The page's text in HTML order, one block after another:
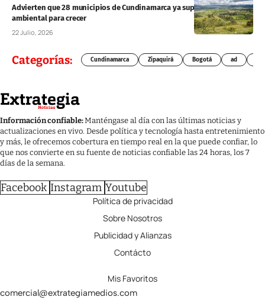
Advierten que 28 municipios de Cundinamarca ya superaron su límite
ambiental para crecer
22 Julio, 2026
Categorías: Cundinamarca Zipaquirá Bogotá ad
Información confiable:Manténgase al día con las últimas noticias y
actualizaciones en vivo. Desde política y tecnología hasta entretenimiento
y más, le ofrecemos cobertura en tiempo real en la que puede confiar, lo
que nos convierte en su fuente de noticias confiable las 24 horas, los 7
días de la semana.
Facebook Instagram Youtube
Política de privacidad
Sobre Nosotros
Publicidad y Alianzas
Contácto
Mis Favoritos
comercial@extrategiamedios.com